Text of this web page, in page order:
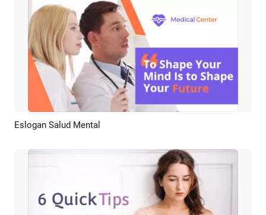
Previsualizar
Eslogan Salud Mental